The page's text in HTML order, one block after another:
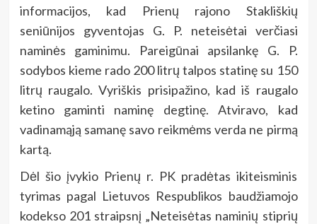
informacijos, kad Prienų rajono Stakliškių
seniūnijos gyventojas G. P. neteisėtai verčiasi
naminės gaminimu. Pareigūnai apsilankę G. P.
sodybos kieme rado 200 litrų talpos statinę su 150
litrų raugalo. Vyriškis prisipažino, kad iš raugalo
ketino gaminti naminę degtinę. Atviravo, kad
vadinamąją samanę savo reikmėms verda ne pirmą
kartą.
Dėl šio įvykio Prienų r. PK pradėtas ikiteisminis
tyrimas pagal Lietuvos Respublikos baudžiamojo
kodekso 201 straipsnį „Neteisėtas naminių stiprių